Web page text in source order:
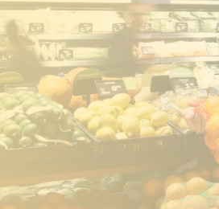
P.W.A. Park
Bruïneplein
Petenbos
Nieuws
Acties
Werken bij Jumbo Huibers
Vacatures en Solliciteren
Jumbo.com